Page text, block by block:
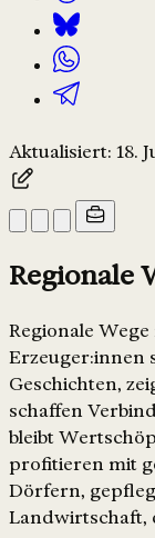
Aktualisiert: 18.
Regionale
Regionale
Erzeuger:innen
Geschichten,
schaffen
bleibt
profitieren mit
Dörfern,
Landwirtschaft,